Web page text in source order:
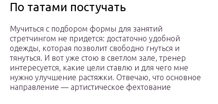
По татами постучать
Мучиться с подбором формы для занятий
стретчингом не придется: достаточно удобной
одежды, которая позволит свободно гнуться и
тянуться. И вот уже стою в светлом зале, тренер
интересуется, какие цели ставлю и для чего мне
нужно улучшение растяжки. Отвечаю, что основное
направление — артистическое фехтование